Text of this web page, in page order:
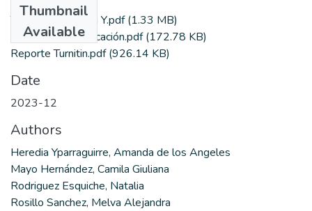
Thumbnail
Available
Tesis LLC Heredia Y.pdf(1.33 MB)
Autorización publicación.pdf(172.78 KB)
Reporte Turnitin.pdf(926.14 KB)
Date
2023-12
Authors
Heredia Yparraguirre, Amanda de los Angeles
Mayo Hernández, Camila Giuliana
Rodriguez Esquiche, Natalia
Rosillo Sanchez, Melva Alejandra